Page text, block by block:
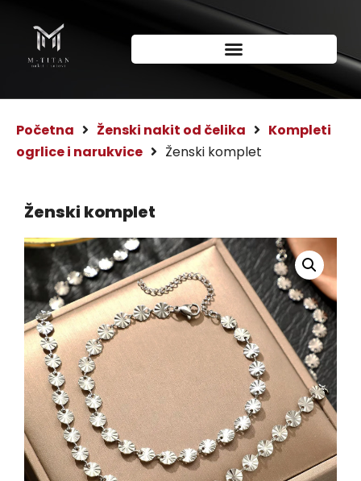
Početna Ženski nakit od čelika
Kompleti
ogrlice i narukvice
Ženski komplet
Ženski komplet